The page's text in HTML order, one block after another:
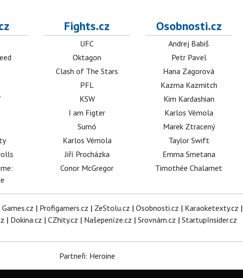
Fights.cz
UFC
Oktagon
Clash of The Stars
PFL
KSW
I am Figter
Sumó
Karlos Vémola
Jiří Procházka
Conor McGregor
Osobnosti.cz
Andrej Babiš
Petr Pavel
Hana Zagorová
Kazma Kazmitch
Kim Kardashian
Karlos Vémola
Marek Ztracený
Taylor Swift
Emma Smetana
Timothée Chalamet
Games.cz | Profigamers.cz | ZeStolu.cz | Osobnosti.cz | Karaoketexty.cz |
| Dokina.cz | CZhity.cz | Našepeníze.cz | Srovnám.cz | StartupInsider.cz
Partneři: Heroine